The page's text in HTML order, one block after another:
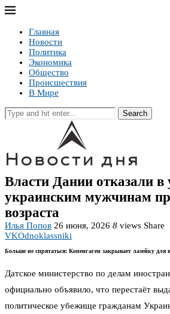
Главная
Новости
Политика
Экономика
Общество
Происшествия
В Мире
Search
Власти Дании отказали
украинским мужчинам
возраста
Илья Попов 26 июня, 2026 8 views Share
VKOdnoklassniki
Больше не спрятаться: Копенгаген закрывает лазейку для
Датское министерство по делам
официально объявило, что перестаёт
политическое убежище гражданам